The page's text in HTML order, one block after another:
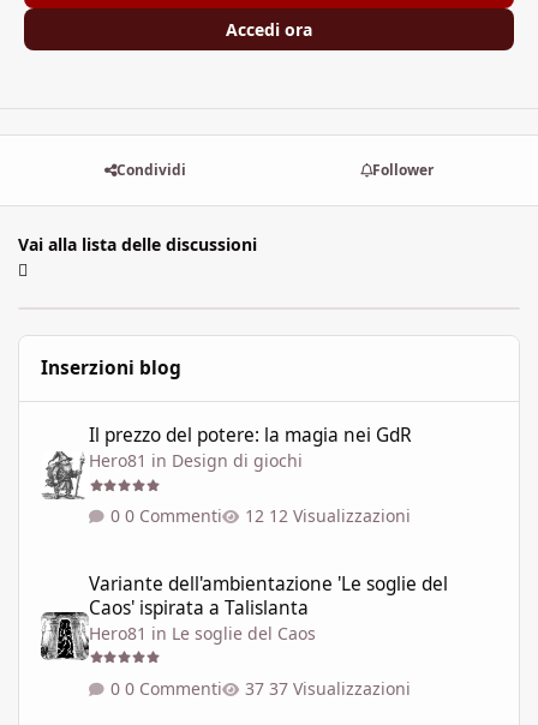
Accedi ora
Condividi Follower
Vai alla lista delle discussioni
Inserzioni blog
Il prezzo del potere: la magia nei GdR
Hero81 in Design di giochi
0 Commenti 12 Visualizzazioni
Variante dell'ambientazione 'Le soglie del
Caos' ispirata a Talislanta
Hero81 in Le soglie del Caos
0 Commenti 37 Visualizzazioni